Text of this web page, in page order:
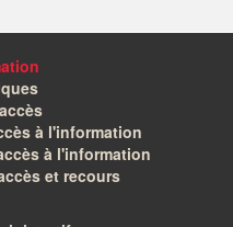
à l'information
à l'information
et recours